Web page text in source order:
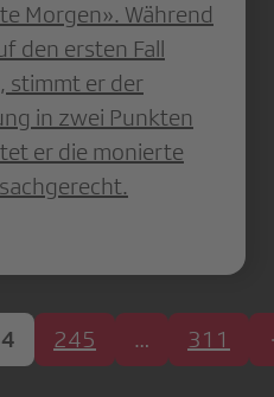
Morgen». Während
den ersten Fall
stimmt er der
in zwei Punkten
er die monierte
245 … 311